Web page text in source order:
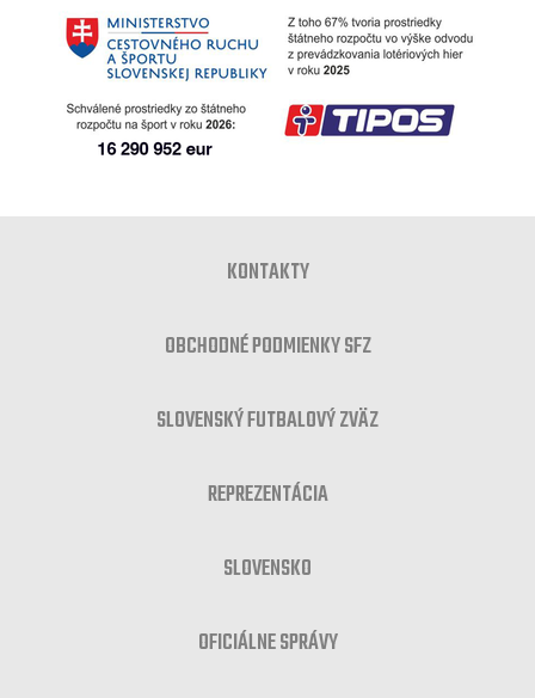
KONTAKTY
OBCHODNÉ PODMIENKY SFZ
SLOVENSKÝ FUTBALOVÝ ZVÄZ
REPREZENTÁCIA
SLOVENSKO
OFICIÁLNE SPRÁVY